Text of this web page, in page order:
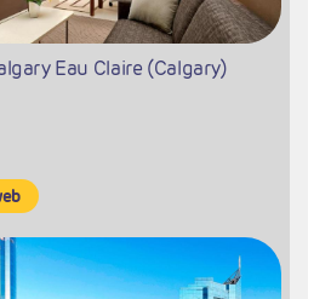
Eau Claire (Calgary)